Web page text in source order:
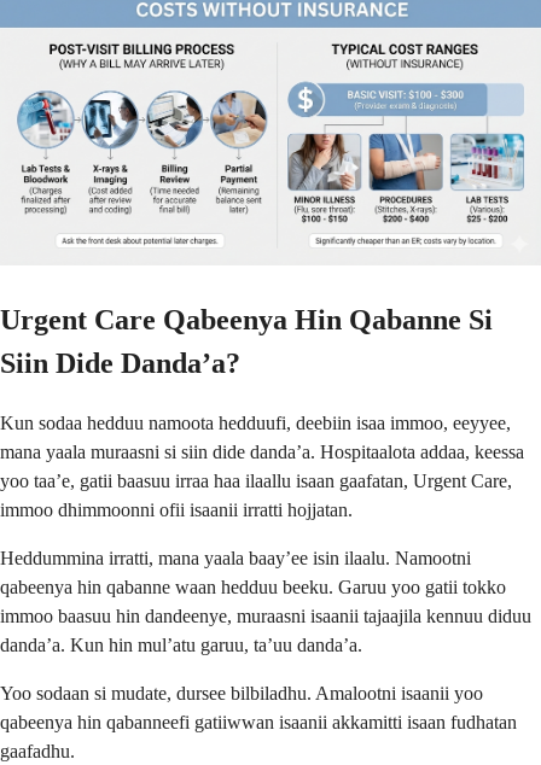
Urgent Care Qabeenya Hin Qabanne Si
Siin Dide Danda’a?
Kun sodaa hedduu namoota hedduufi, deebiin isaa immoo, eeyyee,
mana yaala muraasni si siin dide danda’a. Hospitaalota addaa, keessa
yoo taa’e, gatii baasuu irraa haa ilaallu isaan gaafatan, Urgent Care,
immoo dhimmoonni ofii isaanii irratti hojjatan.
Heddummina irratti, mana yaala baay’ee isin ilaalu. Namootni
qabeenya hin qabanne waan hedduu beeku. Garuu yoo gatii tokko
immoo baasuu hin dandeenye, muraasni isaanii tajaajila kennuu diduu
danda’a. Kun hin mul’atu garuu, ta’uu danda’a.
Yoo sodaan si mudate, dursee bilbiladhu. Amalootni isaanii yoo
qabeenya hin qabanneefi gatiiwwan isaanii akkamitti isaan fudhatan
gaafadhu.